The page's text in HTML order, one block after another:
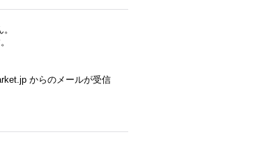
からのメールが受信